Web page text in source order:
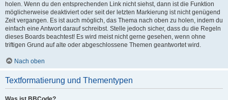
holen. Wenn du den entsprechenden Link nicht siehst, dann ist die Funktion
möglicherweise deaktiviert oder seit der letzten Markierung ist nicht genügend
Zeit vergangen. Es ist auch möglich, das Thema nach oben zu holen, indem du
einfach eine Antwort darauf schreibst. Stelle jedoch sicher, dass du die Regeln
dieses Boards beachtest! Es wird meist nicht gerne gesehen, wenn ohne
triftigen Grund auf alte oder abgeschlossene Themen geantwortet wird.
Nach oben
Textformatierung und Thementypen